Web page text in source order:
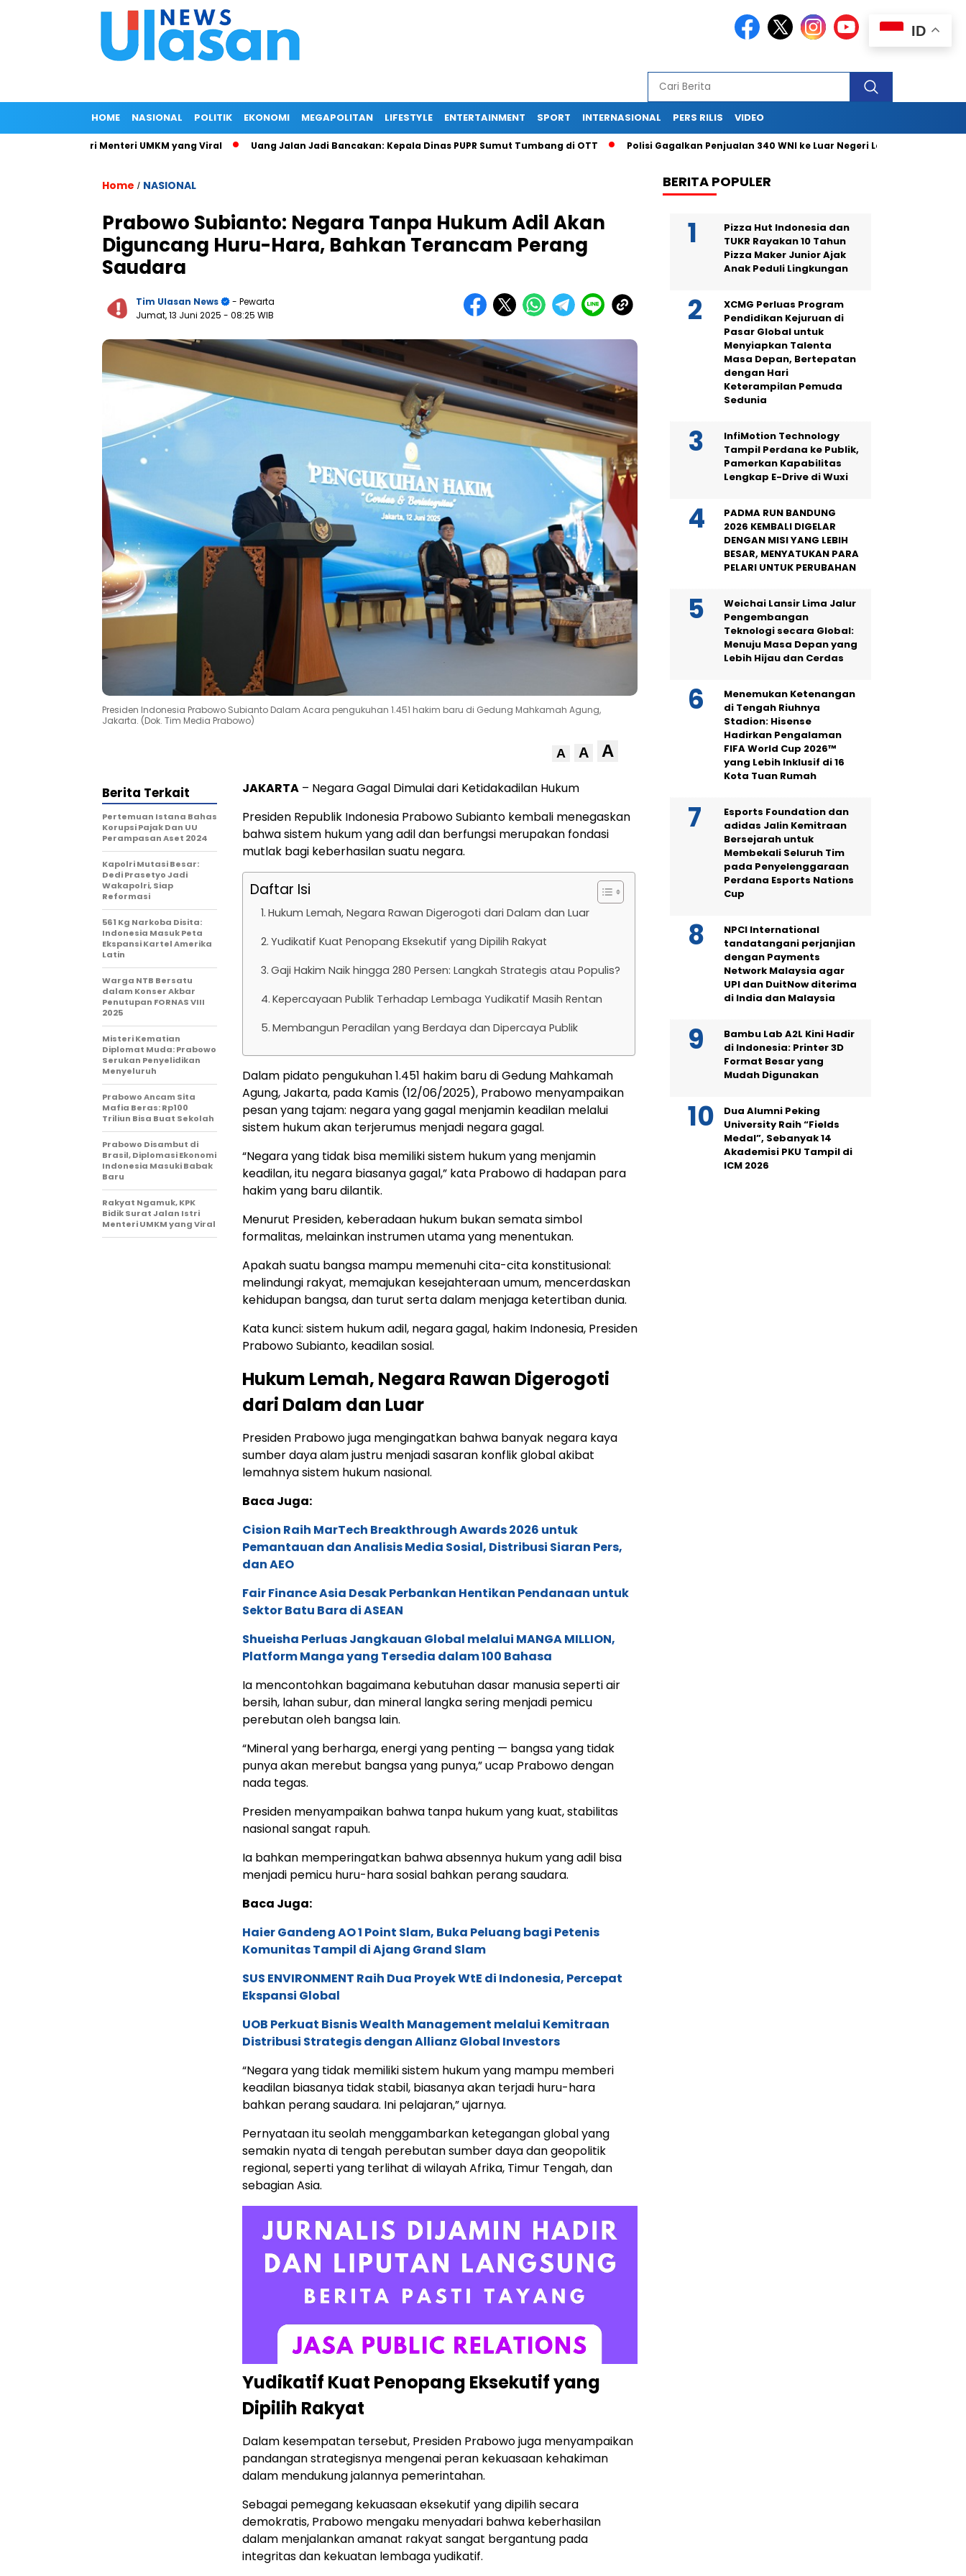
HOME NASIONAL POLITIK EKONOMI MEGAPOLITAN LIFESTYLE ENTERTAINMENT SPORT INTERNASIONAL PERS RILIS VIDEO
Jalan Istri Menteri UMKM yang Viral Uang Jalan Jadi Bancakan: Kepala Dinas PUPR Sumut Tumbang di OTT Polisi Gagalkan Penjualan 340 WNI ke Luar Negeri Lewat Bandara Soetta
Home / NASIONAL
Prabowo Subianto: Negara Tanpa Hukum Adil Akan
Diguncang Huru-Hara, Bahkan Terancam Perang
Saudara
Tim Ulasan News
- Pewarta
Jumat, 13 Juni 2025 - 08:25 WIB
Presiden Indonesia Prabowo Subianto Dalam Acara pengukuhan 1.451 hakim baru di Gedung Mahkamah Agung,
Jakarta. (Dok. Tim Media Prabowo)
A A A
JAKARTA – Negara Gagal Dimulai dari Ketidakadilan Hukum
Presiden Republik Indonesia Prabowo Subianto kembali menegaskan
bahwa sistem hukum yang adil dan berfungsi merupakan fondasi
mutlak bagi keberhasilan suatu negara.
Daftar Isi
Hukum Lemah, Negara Rawan Digerogoti dari Dalam dan Luar
Yudikatif Kuat Penopang Eksekutif yang Dipilih Rakyat
Gaji Hakim Naik hingga 280 Persen: Langkah Strategis atau Populis?
Kepercayaan Publik Terhadap Lembaga Yudikatif Masih Rentan
Membangun Peradilan yang Berdaya dan Dipercaya Publik
Dalam pidato pengukuhan 1.451 hakim baru di Gedung Mahkamah
Agung, Jakarta, pada Kamis (12/06/2025), Prabowo menyampaikan
pesan yang tajam: negara yang gagal menjamin keadilan melalui
sistem hukum akan terjerumus menjadi negara gagal.
“Negara yang tidak bisa memiliki sistem hukum yang menjamin
keadilan, itu negara biasanya gagal,” kata Prabowo di hadapan para
hakim yang baru dilantik.
Menurut Presiden, keberadaan hukum bukan semata simbol
formalitas, melainkan instrumen utama yang menentukan.
Apakah suatu bangsa mampu memenuhi cita-cita konstitusional:
melindungi rakyat, memajukan kesejahteraan umum, mencerdaskan
kehidupan bangsa, dan turut serta dalam menjaga ketertiban dunia.
Kata kunci: sistem hukum adil, negara gagal, hakim Indonesia, Presiden
Prabowo Subianto, keadilan sosial.
Hukum Lemah, Negara Rawan Digerogoti
dari Dalam dan Luar
Presiden Prabowo juga mengingatkan bahwa banyak negara kaya
sumber daya alam justru menjadi sasaran konflik global akibat
lemahnya sistem hukum nasional.
Baca Juga:
Cision Raih MarTech Breakthrough Awards 2026 untuk
Pemantauan dan Analisis Media Sosial, Distribusi Siaran Pers,
dan AEO
Fair Finance Asia Desak Perbankan Hentikan Pendanaan untuk
Sektor Batu Bara di ASEAN
Shueisha Perluas Jangkauan Global melalui MANGA MILLION,
Platform Manga yang Tersedia dalam 100 Bahasa
Ia mencontohkan bagaimana kebutuhan dasar manusia seperti air
bersih, lahan subur, dan mineral langka sering menjadi pemicu
perebutan oleh bangsa lain.
“Mineral yang berharga, energi yang penting — bangsa yang tidak
punya akan merebut bangsa yang punya,” ucap Prabowo dengan
nada tegas.
Presiden menyampaikan bahwa tanpa hukum yang kuat, stabilitas
nasional sangat rapuh.
Ia bahkan memperingatkan bahwa absennya hukum yang adil bisa
menjadi pemicu huru-hara sosial bahkan perang saudara.
Baca Juga:
Haier Gandeng AO 1 Point Slam, Buka Peluang bagi Petenis
Komunitas Tampil di Ajang Grand Slam
SUS ENVIRONMENT Raih Dua Proyek WtE di Indonesia, Percepat
Ekspansi Global
UOB Perkuat Bisnis Wealth Management melalui Kemitraan
Distribusi Strategis dengan Allianz Global Investors
“Negara yang tidak memiliki sistem hukum yang mampu memberi
keadilan biasanya tidak stabil, biasanya akan terjadi huru-hara
bahkan perang saudara. Ini pelajaran,” ujarnya.
Pernyataan itu seolah menggambarkan ketegangan global yang
semakin nyata di tengah perebutan sumber daya dan geopolitik
regional, seperti yang terlihat di wilayah Afrika, Timur Tengah, dan
sebagian Asia.
Yudikatif Kuat Penopang Eksekutif yang
Dipilih Rakyat
Dalam kesempatan tersebut, Presiden Prabowo juga menyampaikan
pandangan strategisnya mengenai peran kekuasaan kehakiman
dalam mendukung jalannya pemerintahan.
Sebagai pemegang kekuasaan eksekutif yang dipilih secara
demokratis, Prabowo mengaku menyadari bahwa keberhasilan
dalam menjalankan amanat rakyat sangat bergantung pada
integritas dan kekuatan lembaga yudikatif.
Berita Terkait
Pertemuan Istana Bahas
Korupsi Pajak Dan UU
Perampasan Aset 2024
Kapolri Mutasi Besar:
Dedi Prasetyo Jadi
Wakapolri, Siap
Reformasi
561 Kg Narkoba Disita:
Indonesia Masuk Peta
Ekspansi Kartel Amerika
Latin
Warga NTB Bersatu
dalam Konser Akbar
Penutupan FORNAS VIII
2025
Misteri Kematian
Diplomat Muda: Prabowo
Serukan Penyelidikan
Menyeluruh
Prabowo Ancam Sita
Mafia Beras: Rp100
Triliun Bisa Buat Sekolah
Prabowo Disambut di
Brasil, Diplomasi Ekonomi
Indonesia Masuki Babak
Baru
Rakyat Ngamuk, KPK
Bidik Surat Jalan Istri
Menteri UMKM yang Viral
BERITA POPULER
Pizza Hut Indonesia dan
TUKR Rayakan 10 Tahun
Pizza Maker Junior Ajak
Anak Peduli Lingkungan
XCMG Perluas Program
Pendidikan Kejuruan di
Pasar Global untuk
Menyiapkan Talenta
Masa Depan, Bertepatan
dengan Hari
Keterampilan Pemuda
Sedunia
InfiMotion Technology
Tampil Perdana ke Publik,
Pamerkan Kapabilitas
Lengkap E-Drive di Wuxi
PADMA RUN BANDUNG
2026 KEMBALI DIGELAR
DENGAN MISI YANG LEBIH
BESAR, MENYATUKAN PARA
PELARI UNTUK PERUBAHAN
Weichai Lansir Lima Jalur
Pengembangan
Teknologi secara Global:
Menuju Masa Depan yang
Lebih Hijau dan Cerdas
Menemukan Ketenangan
di Tengah Riuhnya
Stadion: Hisense
Hadirkan Pengalaman
FIFA World Cup 2026™
yang Lebih Inklusif di 16
Kota Tuan Rumah
Esports Foundation dan
adidas Jalin Kemitraan
Bersejarah untuk
Membekali Seluruh Tim
pada Penyelenggaraan
Perdana Esports Nations
Cup
NPCI International
tandatangani perjanjian
dengan Payments
Network Malaysia agar
UPI dan DuitNow diterima
di India dan Malaysia
Bambu Lab A2L Kini Hadir
di Indonesia: Printer 3D
Format Besar yang
Mudah Digunakan
Dua Alumni Peking
University Raih “Fields
Medal”, Sebanyak 14
Akademisi PKU Tampil di
ICM 2026
ID